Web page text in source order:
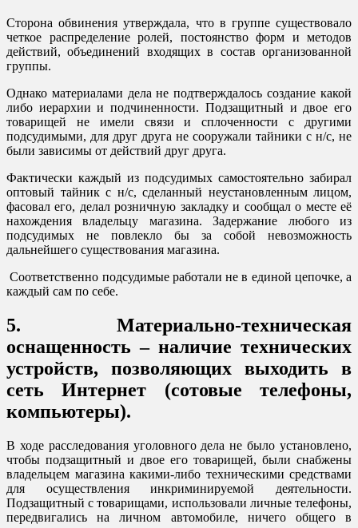
Сторона обвинения утверждала, что в группе существовало
четкое распределение ролей, постоянство форм и методов
действий, объединений входящих в состав организованной
группы.
Однако материалами дела не подтверждалось создание какой
либо иерархии и подчиненности. Подзащитный и двое его
товарищей не имели связи и сплоченности с другими
подсудимыми, для друг друга не сооружали тайники с н/с, не
были зависимы от действий друг друга.
Фактически каждый из подсудимых самостоятельно забирал
оптовый тайник с н/с, сделанный неустановленным лицом,
фасовал его, делал розничную закладку и сообщал о месте её
нахождения владельцу магазина. Задержание любого из
подсудимых не повлекло бы за собой невозможность
дальнейшего существования магазина.
Соответственно подсудимые работали не в единой цепочке, а
каждый сам по себе.
5. Материально-техническая
оснащенность – наличие технических
устройств, позволяющих выходить в
сеть Интернет (сотовые телефоны,
компьютеры).
В ходе расследования уголовного дела не было установлено,
чтобы подзащитный и двое его товарищей, были снабжены
владельцем магазина какими-либо техническими средствами
для осуществления инкриминируемой деятельности.
Подзащитный с товарищами, использовали личные телефоны,
передвигались на личном автомобиле, ничего общего в